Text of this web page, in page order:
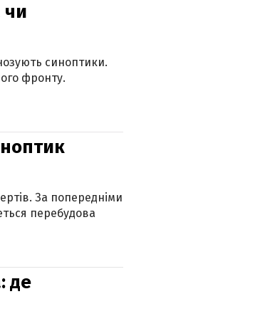
чи
синоптики.
фронту.
За попередніми
перебудова
де